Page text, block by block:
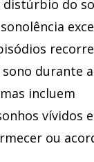
distúrbio do
durante a
incluem
vívidos e
ou